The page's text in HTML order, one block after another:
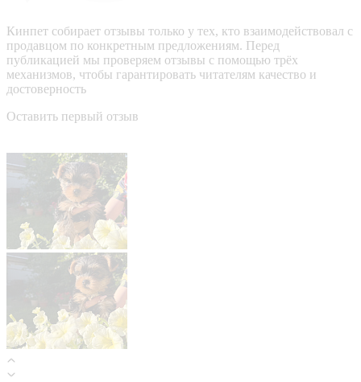
Кинпет собирает отзывы только у тех, кто взаимодействовал с
продавцом по конкретным предложениям. Перед
публикацией мы проверяем отзывы с помощью трёх
механизмов, чтобы гарантировать читателям качество и
достоверность
Оставить первый отзыв